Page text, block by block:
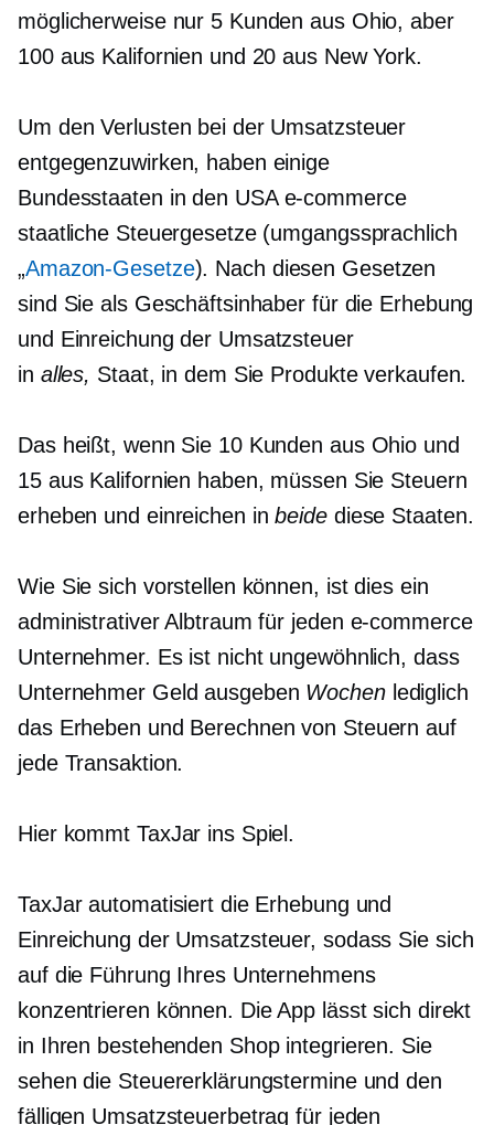
möglicherweise nur 5 Kunden aus Ohio, aber
100 aus Kalifornien und 20 aus New York.
Um den Verlusten bei der Umsatzsteuer
entgegenzuwirken, haben einige
Bundesstaaten in den USAe-commerce
staatliche Steuergesetze (umgangssprachlich
„Amazon-Gesetze). Nach diesen Gesetzen
sind Sie als Geschäftsinhaber für die Erhebung
und Einreichung der Umsatzsteuer
in alles, Staat, in dem Sie Produkte verkaufen.
Das heißt, wenn Sie 10 Kunden aus Ohio und
15 aus Kalifornien haben, müssen Sie Steuern
erheben und einreichen inbeide diese Staaten.
Wie Sie sich vorstellen können, ist dies ein
administrativer Albtraum für jeden e-commerce
Unternehmer. Es ist nicht ungewöhnlich, dass
Unternehmer Geld ausgeben Wochen lediglich
das Erheben und Berechnen von Steuern auf
jede Transaktion.
Hier kommt TaxJar ins Spiel.
TaxJar automatisiert die Erhebung und
Einreichung der Umsatzsteuer, sodass Sie sich
auf die Führung Ihres Unternehmens
konzentrieren können. Die App lässt sich direkt
in Ihren bestehenden Shop integrieren. Sie
sehen die Steuererklärungstermine und den
fälligen Umsatzsteuerbetrag für jeden